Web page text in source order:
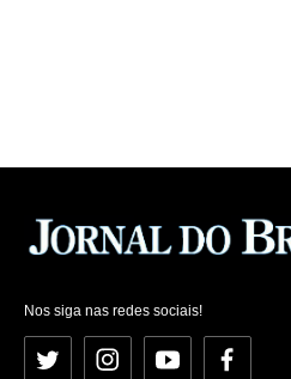
Nos siga nas redes sociais!
Twitter InstagramYouTubeFacebook